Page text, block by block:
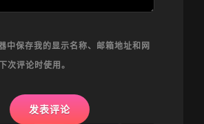
中保存我的显示名称、邮箱地址和网
次评论时使用。